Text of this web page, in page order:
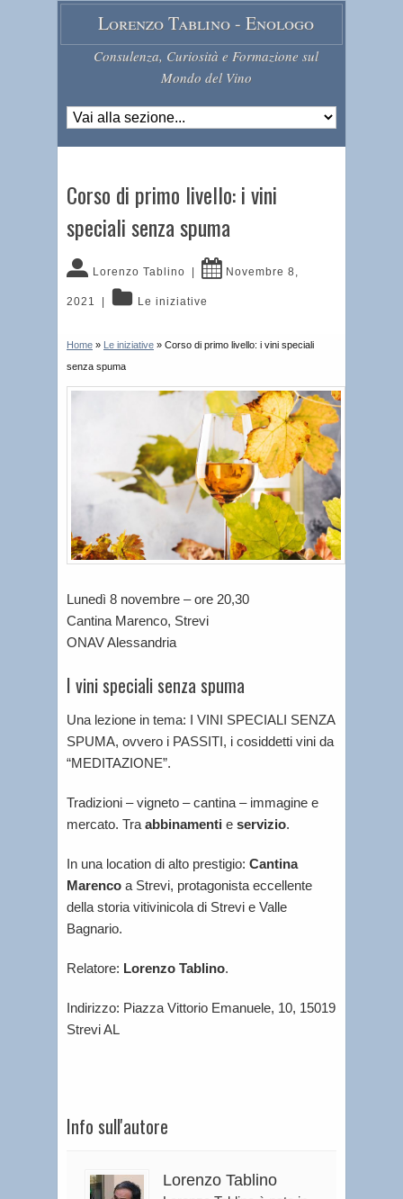
Lorenzo Tablino - Enologo
Consulenza, Curiosità e Formazione sul
Mondo del Vino
Corso di primo livello: i vini
speciali senza spuma
Lorenzo Tablino Novembre 8,
2021 Le iniziative
Home » Le iniziative » Corso di primo livello: i vini speciali
senza spuma
Lunedì 8 novembre – ore 20,30
Cantina Marenco, Strevi
ONAV Alessandria
I vini speciali senza spuma
Una lezione in tema: I VINI SPECIALI SENZA
SPUMA, ovvero i PASSITI, i cosiddetti vini da
“MEDITAZIONE”.
Tradizioni – vigneto – cantina – immagine e
mercato. Tra abbinamenti e servizio.
In una location di alto prestigio: Cantina
Marenco a Strevi, protagonista eccellente
della storia vitivinicola di Strevi e Valle
Bagnario.
Relatore: Lorenzo Tablino.
Indirizzo: Piazza Vittorio Emanuele, 10, 15019
Strevi AL
Info sull'autore
Lorenzo Tablino